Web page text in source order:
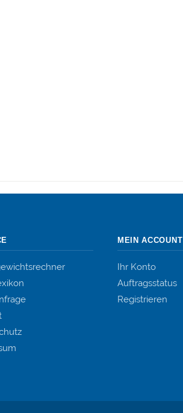
MEIN ACCOUNT
Ihr Konto
Auftragsstatus
Registrieren